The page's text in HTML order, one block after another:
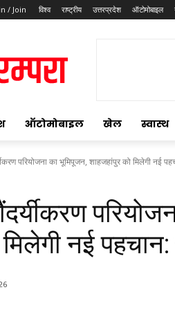
/ Join विश्व राष्ट्रीय उत्तरप्रदेश ऑटोमोबाइल
ऑटोमोबाइल खेल स्वास्थ
परियोजना का भूमिपूजन, शाहजहांपुर को मिलेगी नई
नई